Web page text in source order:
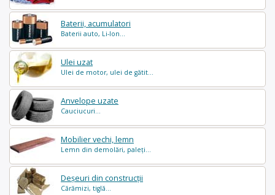
Baterii, acumulatori
Baterii auto, Li-Ion...
Ulei uzat
Ulei de motor, ulei de gătit...
Anvelope uzate
Cauciucuri...
Mobilier vechi, lemn
Lemn din demolări, paleți...
Deșeuri din construcții
Cărămizi, tiglă...